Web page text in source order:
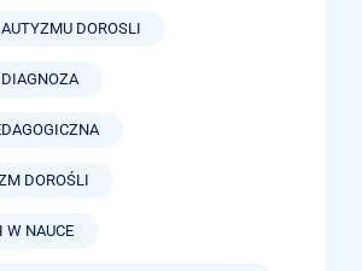
DOROSLI
DOROŚLI
W NAUCE